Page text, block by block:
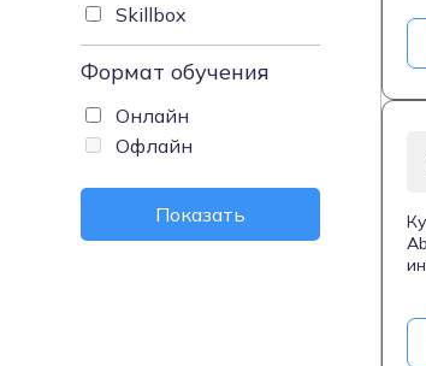
Skillbox
Формат обучения
Онлайн
Офлайн
Показать